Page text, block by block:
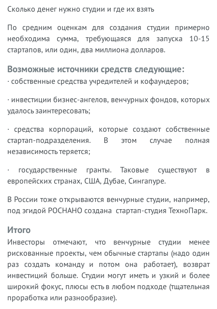
Сколько денег нужно студии и где их взять
По средним оценкам для создания студии примерно
необходима сумма, требующаяся для запуска 10-15
стартапов, или один, два миллиона долларов.
Возможные источники средств следующие:
· собственные средства учредителей и кофаундеров;
· инвестиции бизнес-ангелов, венчурных фондов, которых
удалось заинтересовать;
· средства корпораций, которые создают собственные
стартап-подразделения. В этом случае полная
независимость теряется;
· государственные гранты. Таковые существуют в
европейских странах, США, Дубае, Сингапуре.
В России тоже открываются венчурные студии, например,
под эгидой РОСНАНО создана стартап-студия ТехноПарк.
Итого
Инвесторы отмечают, что венчурные студии менее
рискованные проекты, чем обычные стартапы (надо один
раз создать команду и потом она работает), возврат
инвестиций больше. Студии могут иметь и узкий и более
широкий фокус, плюсы есть в любом подходе (тщательная
проработка или разнообразие).